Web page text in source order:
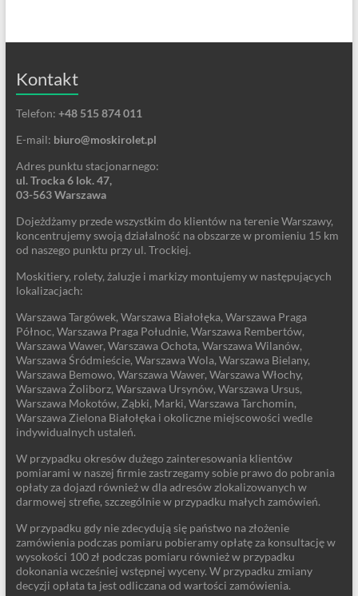
Kontakt
Telefon: +48 515 874 011
E-mail: biuro@moskirolet.pl
Adres punktu stacjonarnego:
ul. Trocka 6 lok. 47,
03-563 Warszawa
Dojeżdżamy przede wszystkim do klientów na terenie Warszawy,
koncentrujemy swoją działalność na obszarze w promieniu 15 km
od naszego punktu przy ul. Trockiej.
Moskitiery, rolety, żaluzje i markizy montujemy w następujących
lokalizacjach:
Warszawa Targówek, Warszawa Białołęka, Warszawa Praga
Północ, Warszawa Praga Południe, Warszawa Rembertów,
Warszawa Wawer, Warszawa Ochota, Warszawa Wilanów,
Warszawa Śródmieście, Warszawa Wola, Warszawa Bielany,
Warszawa Bemowo, Warszawa Wawer, Warszawa Włochy,
Warszawa Żoliborz, Warszawa Ursynów, Warszawa Ursus,
Warszawa Mokotów, Ząbki, Marki, Warszawa Tarchomin,
Warszawa Zielona Białołęka i okoliczne miejscowości wedle
indywidualnych ustaleń.
W przypadku okresów dużego zainteresowania klientów
pomiarami w naszej firmie zastrzegamy sobie prawo do pobrania
opłaty za dojazd również w dla adresów zlokalizowanych w
darmowej strefie, szczególnie w przypadku małych zamówień.
W przypadku gdy nie zdecydują się państwo na złożenie
zamówienia podczas pomiaru pobieramy opłatę za konsultację w
wysokości 100 zł podczas pomiaru również w przypadku
dokonania wcześniej wstępnej wyceny. W przypadku zmiany
decyzji opłata ta jest odliczana od wartości zamówienia.